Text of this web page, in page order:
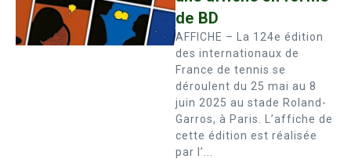
de BD
AFFICHE – La 124e édition
des internationaux de
France de tennis se
déroulent du 25 mai au 8
juin 2025 au stade Roland-
Garros, à Paris. L’affiche de
cette édition est réalisée
par l’...